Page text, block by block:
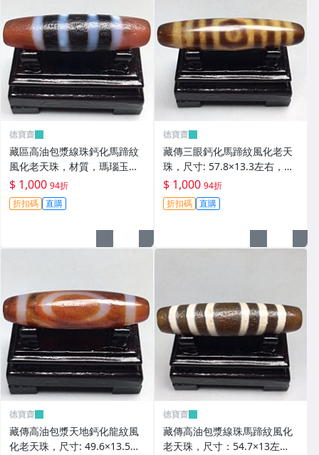
德寶齋
藏區高油包漿線珠鈣化馬蹄紋
風化老天珠，材質，瑪瑙玉
髓，尺寸：49.4×13左 天珠 瑪
瑙 硃砂【德寶齋】408
$ 1,000 94折
折扣碼 直購
德寶齋
藏傳三眼鈣化馬蹄紋風化老天
珠，尺寸: 57.8×13.3左右，材
質：瑪瑙，玉髓， 天珠 瑪瑙
硃砂【德寶齋】407
$ 1,000 94折
折扣碼 直購
德寶齋
藏傳高油包漿天地鈣化龍紋風
化老天珠，尺寸: 49.6×13.5左
德寶齋
藏傳高油包漿線珠馬蹄紋風化
老天珠，尺寸：54.7×13左